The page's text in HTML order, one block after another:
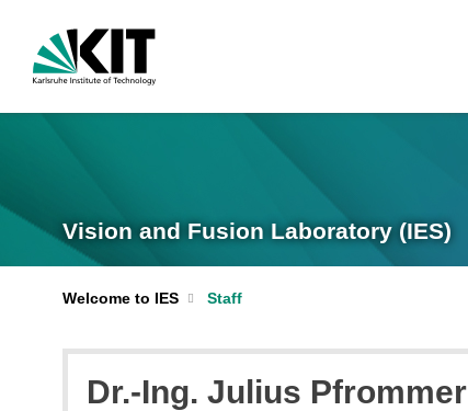
Vision and Fusion Laboratory (IES)
Welcome to IES Staff
Dr.-Ing. Julius Pfrommer